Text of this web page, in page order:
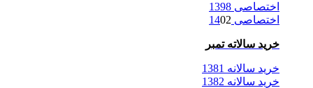
اختصاصی 1398
اختصاصی 14 02
خرید سالاته تمبر
خرید سالانه 1381
خرید سالانه 1382